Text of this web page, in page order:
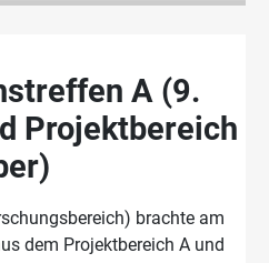
A (9.
Projektbereich
brachte am
dem Projektbereich A und